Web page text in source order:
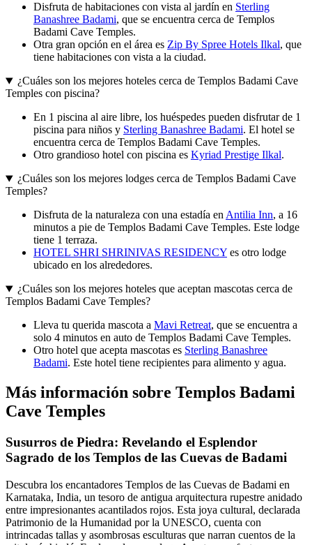
Disfruta de habitaciones con vista al jardín en Sterling
Banashree Badami, que se encuentra cerca de Templos
Badami Cave Temples.
Otra gran opción en el área es Zip By Spree Hotels Ilkal, que
tiene habitaciones con vista a la ciudad.
¿Cuáles son los mejores hoteles cerca de Templos Badami Cave
Temples con piscina?
En 1 piscina al aire libre, los huéspedes pueden disfrutar de 1
piscina para niños y Sterling Banashree Badami. El hotel se
encuentra cerca de Templos Badami Cave Temples.
Otro grandioso hotel con piscina es Kyriad Prestige Ilkal.
¿Cuáles son los mejores lodges cerca de Templos Badami Cave
Temples?
Disfruta de la naturaleza con una estadía enAntilia Inn, a 16
minutos a pie de Templos Badami Cave Temples. Este lodge
tiene 1 terraza.
HOTEL SHRI SHRINIVAS RESIDENCY es otro lodge
ubicado en los alrededores.
¿Cuáles son los mejores hoteles que aceptan mascotas cerca de
Templos Badami Cave Temples?
Lleva tu querida mascota a Mavi Retreat, que se encuentra a
solo 4 minutos en auto de Templos Badami Cave Temples.
Otro hotel que acepta mascotas es Sterling Banashree
Badami. Este hotel tiene recipientes para alimento y agua.
Más información sobre Templos Badami
Cave Temples
Susurros de Piedra: Revelando el Esplendor
Sagrado de los Templos de las Cuevas de Badami
Descubra los encantadores Templos de las Cuevas de Badami en
Karnataka, India, un tesoro de antigua arquitectura rupestre anidado
entre impresionantes acantilados rojos. Esta joya cultural, declarada
Patrimonio de la Humanidad por la UNESCO, cuenta con
intrincadas tallas y asombrosas esculturas que narran cuentos de la